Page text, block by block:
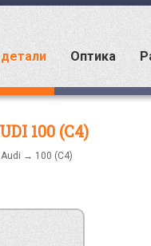
Оптика
100 (C4)
Audi → 100 (C4)